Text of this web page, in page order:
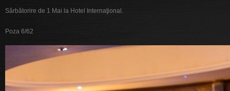
Sărbătorire de 1 Mai la Hotel Internaţional.
Poza 6/62